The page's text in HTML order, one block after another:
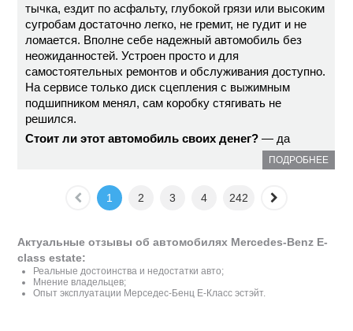
тычка, ездит по асфальту, глубокой грязи или высоким
сугробам достаточно легко, не гремит, не гудит и не
ломается. Вполне себе надежный автомобиль без
неожиданностей. Устроен просто и для
самостоятельных ремонтов и обслуживания доступно.
На сервисе только диск сцепления с выжимным
подшипником менял, сам коробку стягивать не
решился.
Стоит ли этот автомобиль своих денег? — да
ПОДРОБНЕЕ
1 2 3 4 242
Актуальные отзывы об автомобилях Mercedes-Benz E-
class estate:
Реальные достоинства и недостатки авто;
Мнение владельцев;
Опыт эксплуатации Мерседес-Бенц E-Класс эстэйт.